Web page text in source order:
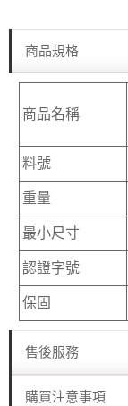
商品規格
商品名稱
料號
重量
最小尺寸
認證字號
保固
售後服務
購買注意事項